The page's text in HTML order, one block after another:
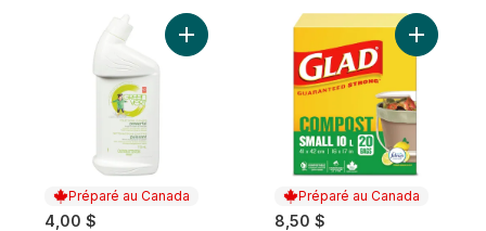
Préparé au Canada
4,00 $
Ajouter Nettoyant pour cuvettes au panier
Préparé au Canada
8,50 $
Ajouter